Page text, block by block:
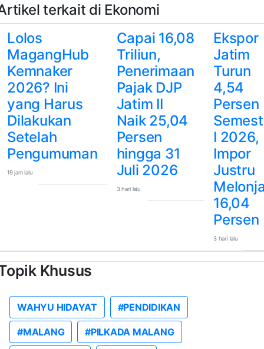
terkait di Ekonomi
Lolos
MagangHub
Kemnaker
2026? Ini
yang Harus
Dilakukan
Setelah
Pengumuman
19 jam lalu
Capai 16,08
Triliun,
Penerimaan
Pajak DJP
Jatim II
Naik 25,04
Persen
hingga 31
Juli 2026
3 hari lalu
Ekspor
Jatim
Turun
4,54
Persen
I 2026,
Impor
Justru
16,04
Persen
3 hari lalu
Khusus
WAHYU HIDAYAT #PENDIDIKAN
#MALANG #PILKADA MALANG